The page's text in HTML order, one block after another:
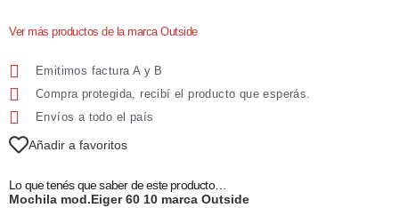
Ver más productos de la marca Outside
Emitimos factura A y B
Compra protegida, recibí el producto que esperás.
Envíos a todo el país
Añadir a favoritos
Lo que tenés que saber de este producto…
Mochila mod.Eiger 60 10 marca Outside